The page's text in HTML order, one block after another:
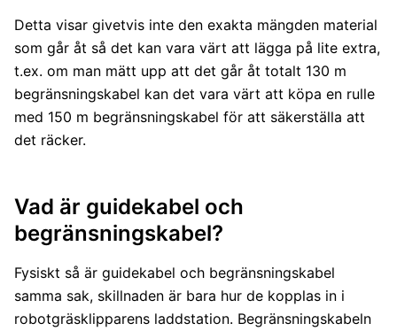
Detta visar givetvis inte den exakta mängden material
som går åt så det kan vara värt att lägga på lite extra,
t.ex. om man mätt upp att det går åt totalt 130 m
begränsningskabel kan det vara värt att köpa en rulle
med 150 m begränsningskabel för att säkerställa att
det räcker.
Vad är guidekabel och
begränsningskabel?
Fysiskt så är guidekabel och begränsningskabel
samma sak, skillnaden är bara hur de kopplas in i
robotgräsklipparens laddstation. Begränsningskabeln